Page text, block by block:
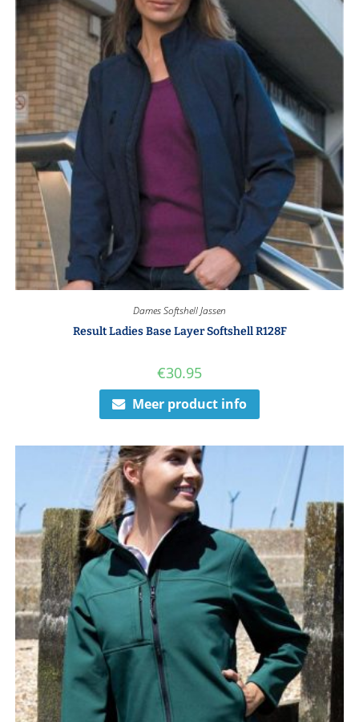
Dames Softshell Jassen
Result Ladies Base Layer Softshell R128F
€30.95
Meer product info